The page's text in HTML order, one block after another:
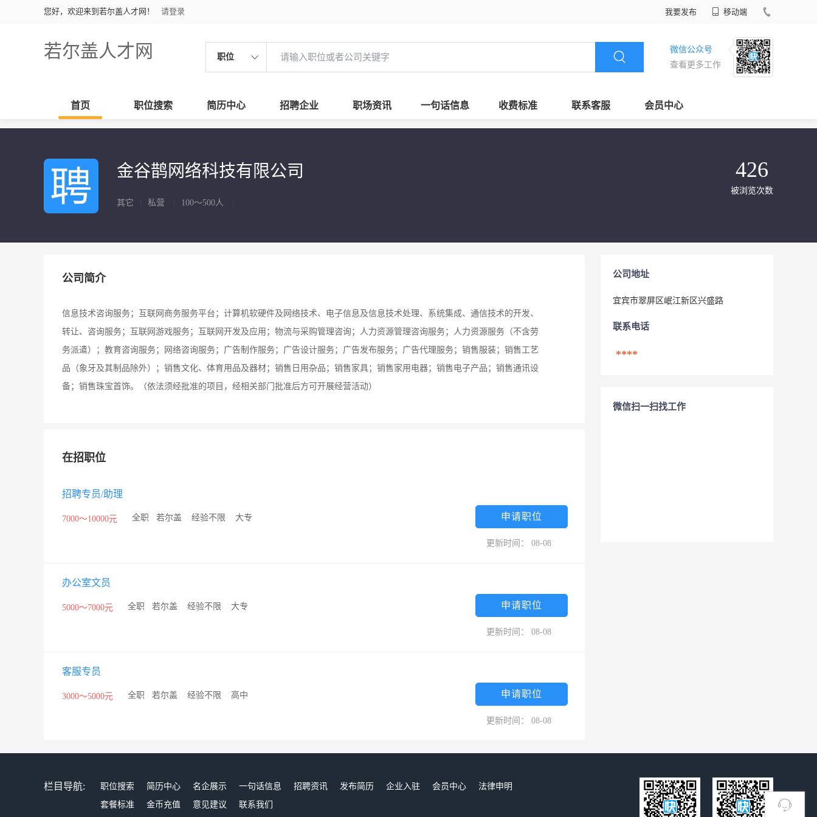
您好，欢迎来到若尔盖人才网！ 请登录 我要发布 移动端
若尔盖人才网 职位
微信公众号
查看更多工作
首页 职位搜索 简历中心 招聘企业 职场资讯 一句话信息 收费标准 联系客服 会员中心
金谷鹊网络科技有限公司
其它 私营 100～500人
426
被浏览次数
公司简介
信息技术咨询服务；互联网商务服务平台；计算机软硬件及网络技术、电子信息及信息技术处理、系统集成、通信技术的开发、
转让、咨询服务；互联网游戏服务；互联网开发及应用；物流与采购管理咨询；人力资源管理咨询服务；人力资源服务（不含劳
务派遣）；教育咨询服务；网络咨询服务；广告制作服务；广告设计服务；广告发布服务；广告代理服务；销售服装；销售工艺
品（象牙及其制品除外）；销售文化、体育用品及器材；销售日用杂品；销售家具；销售家用电器；销售电子产品；销售通讯设
备；销售珠宝首饰。（依法须经批准的项目，经相关部门批准后方可开展经营活动）
在招职位
招聘专员/助理
7000～10000元 全职 若尔盖 经验不限 大专 申请职位
更新时间： 08-08
办公室文员
5000～7000元 全职 若尔盖 经验不限 大专 申请职位
更新时间： 08-08
客服专员
3000～5000元 全职 若尔盖 经验不限 高中 申请职位
更新时间： 08-08
公司地址
宜宾市翠屏区岷江新区兴盛路
联系电话
****
微信扫一扫找工作
栏目导航: 职位搜索 简历中心 名企展示 一句话信息 招聘资讯 发布简历 企业入驻 会员中心
法律申明
套餐标准
金币充值 意见建议 联系我们